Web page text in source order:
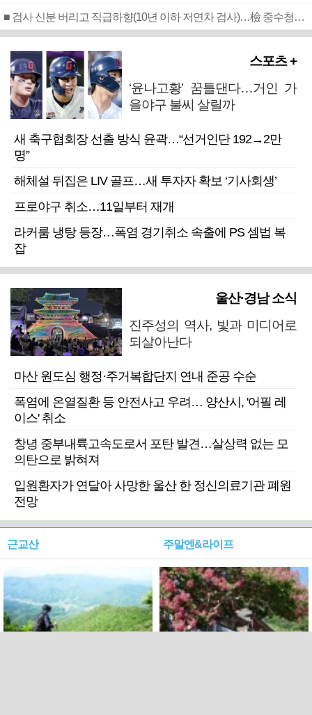
■ 검사 신분 버리고 직급하향(10년 이하 저연차 검사)…檢 중수청행 기피
스포츠 +
‘윤나고황’ 꿈틀댄다…거인 가
을야구 불씨 살릴까
새 축구협회장 선출 방식 윤곽…“선거인단 192→2만
명”
해체설 뒤집은 LIV 골프…새 투자자 확보 ‘기사회생’
프로야구 취소…11일부터 재개
라커룸 냉탕 등장…폭염 경기취소 속출에 PS 셈법 복
잡
울산·경남 소식
진주성의 역사, 빛과 미디어로
되살아난다
마산 원도심 행정·주거복합단지 연내 준공 수순
폭염에 온열질환 등 안전사고 우려… 양산시, '어필 레
이스' 취소
창녕 중부내륙고속도로서 포탄 발견…살상력 없는 모
의탄으로 밝혀져
입원환자가 연달아 사망한 울산 한 정신의료기관 폐원
전망
근교산 주말엔&라이프